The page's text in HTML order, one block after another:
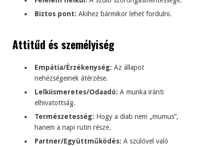
Biztos pont: Akihez bármikor lehet fordulni.
Attitűd és személyiség
Empátia/Érzékenység: Az állapot
nehézségeinek átérzése.
Lelkiismeretes/Odaadó: A munka iránti
elhivatottság.
Természetesség: Hogy a diab nem „mumus”,
hanem a napi rutin része.
Partner/Együttműködés: A szülővel való